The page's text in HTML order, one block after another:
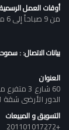
أوقات العمل الرسمية
من 9 صباحاً إلى 6 مساءاً / من السبت إلى الخميس
بيانات الاتصال: :
العنوان
60 شارع
الدور الأرضى شقة 1 أمام مدرسة طارق ابن زياد , سموحة , الأسكندرية
التسويق و المبيعات
+201101017272